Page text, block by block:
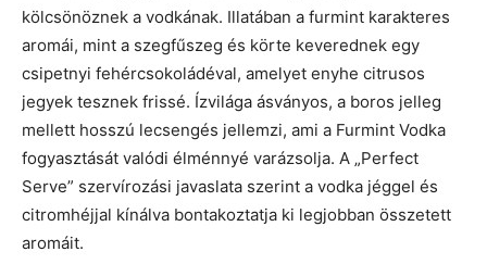
kölcsönöznek a vodkának. Illatában a furmint karakteres
aromái, mint a szegfűszeg és körte keverednek egy
csipetnyi fehércsokoládéval, amelyet enyhe citrusos
jegyek tesznek frissé. Ízvilága ásványos, a boros jelleg
mellett hosszú lecsengés jellemzi, ami a Furmint Vodka
fogyasztását valódi élménnyé varázsolja. A „Perfect
Serve” szervírozási javaslata szerint a vodka jéggel és
citromhéjjal kínálva bontakoztatja ki legjobban összetett
aromáit.